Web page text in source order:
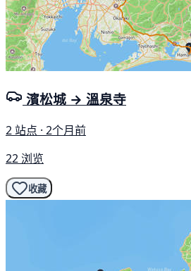
濱松城 → 溫泉寺
2 站点 · 2个月前
22 浏览
收藏